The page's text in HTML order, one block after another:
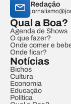
Redação
Qual a Boa?
Agenda de Shows
O que fazer?
Onde comer e
Onde ficar?
Notícias
Bichos
Cultura
Economia
Educação
Política